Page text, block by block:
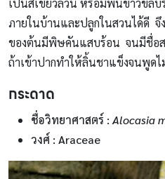
เป็นสีเขียวล้วน หรือมีพื้นขาวขลิบ
ภายในบ้านและปลูกในสวนได้ดี
ของต้นมีพิษคันแสบร้อน จนมีชื่อส
ถ้าเข้าปากทำให้ลิ้นชาแข็งจนพูดไ
กระดาด
ชื่อวิทยาศาสตร์ : Alocasia
วงศ์ : Araceae